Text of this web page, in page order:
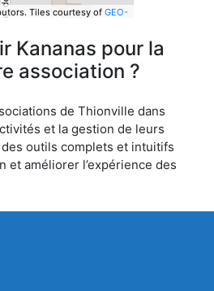
Tiles courtesy of GEO-
Kananas pour la
association ?
de Thionville dans
et la gestion de leurs
outils complets et intuitifs
et améliorer l’expérience des